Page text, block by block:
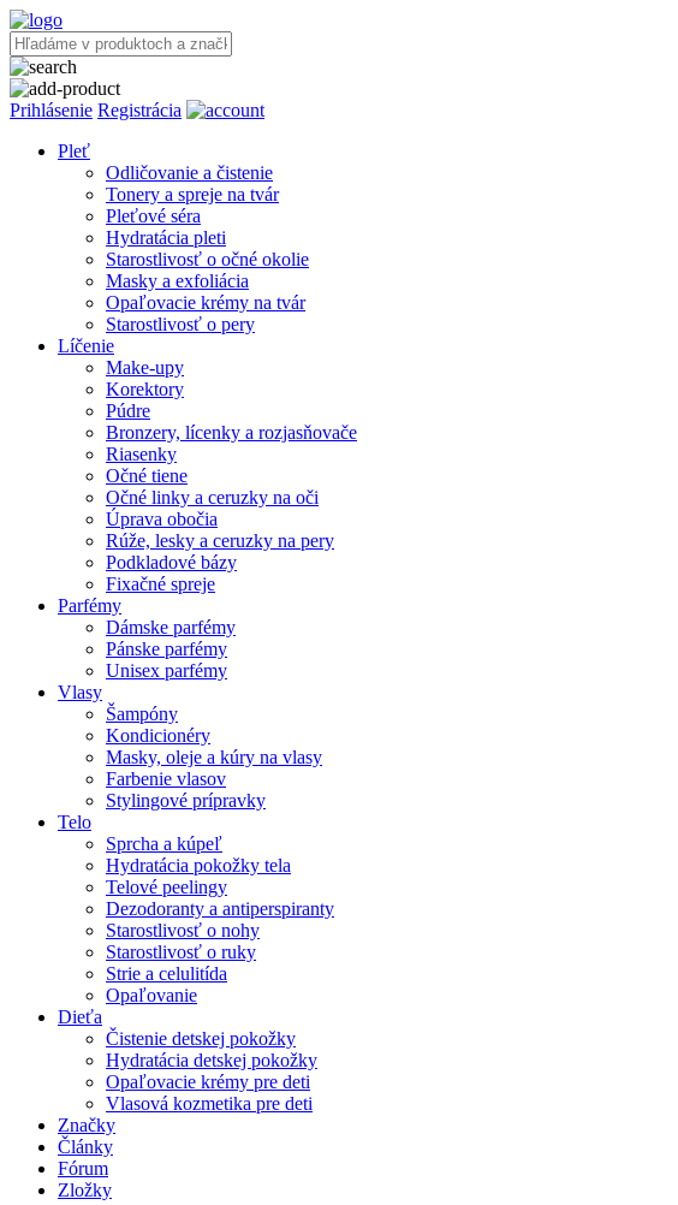
Prihlásenie Registrácia
Pleť
Odličovanie a čistenie
Tonery a spreje na tvár
Pleťové séra
Hydratácia pleti
Starostlivosť o očné okolie
Masky a exfoliácia
Opaľovacie krémy na tvár
Starostlivosť o pery
Líčenie
Make-upy
Korektory
Púdre
Bronzery, lícenky a rozjasňovače
Riasenky
Očné tiene
Očné linky a ceruzky na oči
Úprava obočia
Rúže, lesky a ceruzky na pery
Podkladové bázy
Fixačné spreje
Parfémy
Dámske parfémy
Pánske parfémy
Unisex parfémy
Vlasy
Šampóny
Kondicionéry
Masky, oleje a kúry na vlasy
Farbenie vlasov
Stylingové prípravky
Telo
Sprcha a kúpeľ
Hydratácia pokožky tela
Telové peelingy
Dezodoranty a antiperspiranty
Starostlivosť o nohy
Starostlivosť o ruky
Strie a celulitída
Opaľovanie
Dieťa
Čistenie detskej pokožky
Hydratácia detskej pokožky
Opaľovacie krémy pre deti
Vlasová kozmetika pre deti
Značky
Články
Fórum
Zložky